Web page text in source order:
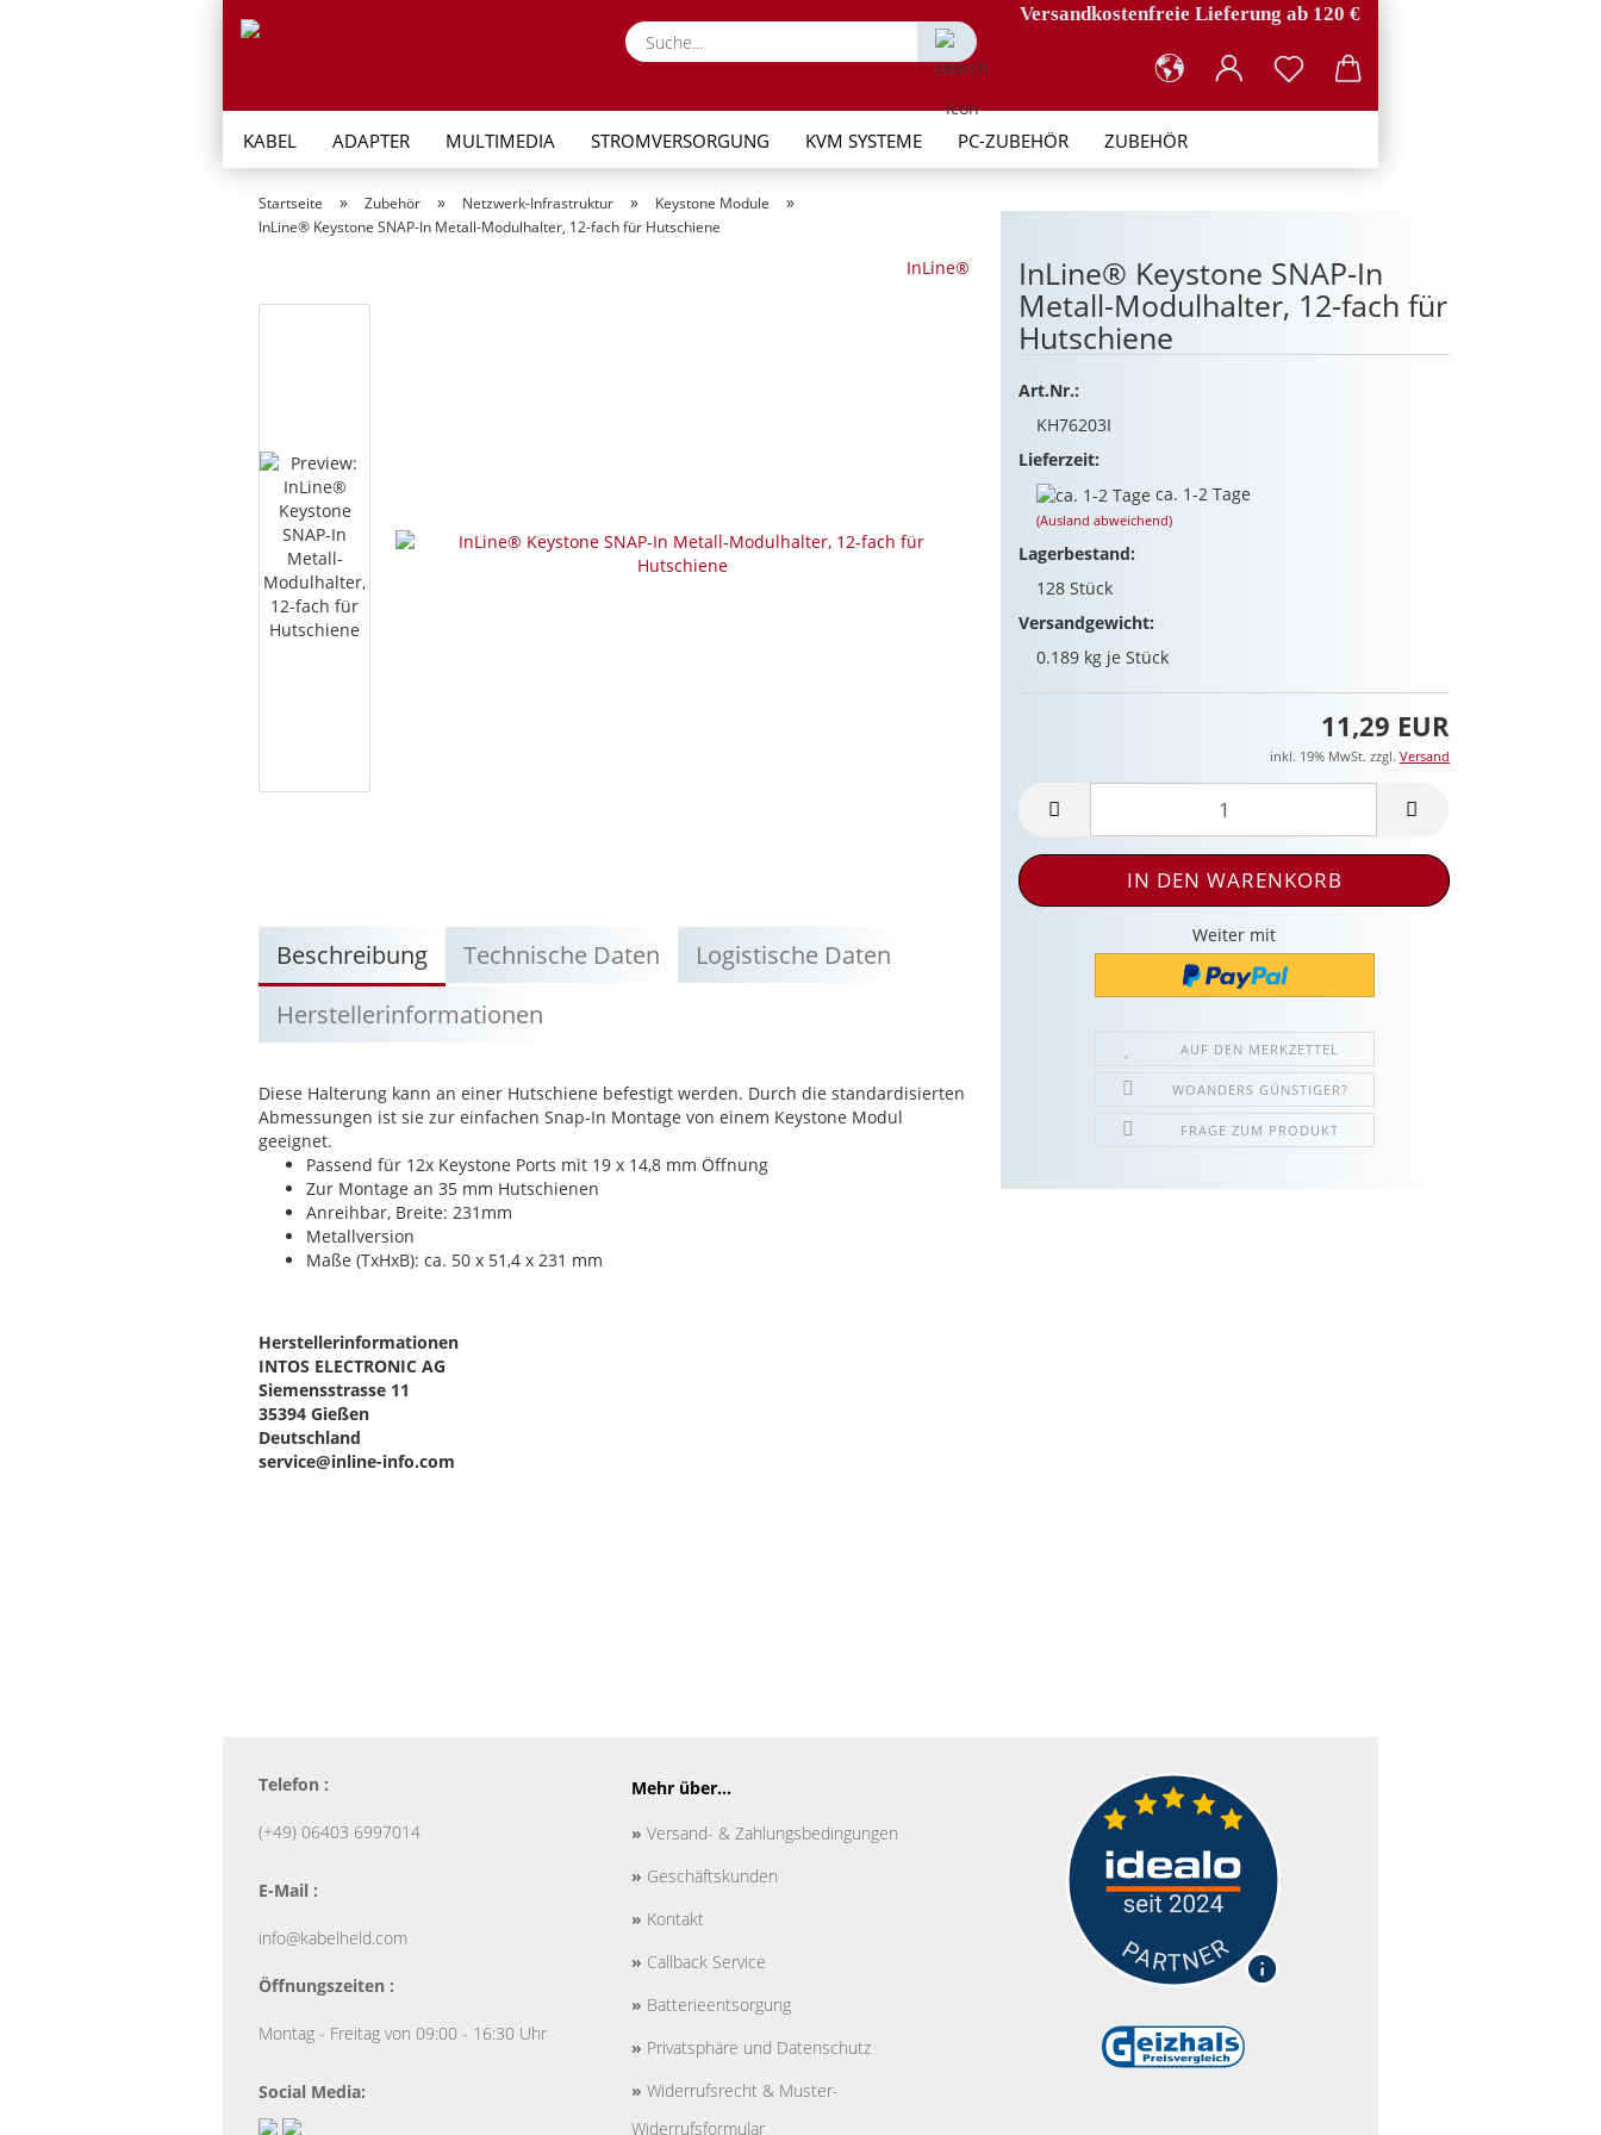
Suche...
Versandkostenfreie Lieferung ab 120 €
KABEL ADAPTER MULTIMEDIA STROMVERSORGUNG KVM SYSTEME PC-ZUBEHÖR ZUBEHÖR
Startseite » Zubehör » Netzwerk-Infrastruktur » Keystone Module »
InLine® Keystone SNAP-In Metall-Modulhalter, 12-fach für Hutschiene
InLine® InLine® Keystone SNAP-In
Metall-Modulhalter, 12-fach für
Hutschiene
Art.Nr.:
KH76203I
Lieferzeit:
ca. 1-2 Tage
(Ausland abweichend)
Lagerbestand:
128Stück
Versandgewicht:
0.189 kg je Stück
11,29 EUR
inkl. 19% MwSt. zzgl. Versand
Weiter mit
AUF DEN MERKZETTEL
WOANDERS GÜNSTIGER?
FRAGE ZUM PRODUKT
Beschreibung Technische Daten
Logistische Daten
Herstellerinformationen
Diese Halterung kann an einer Hutschiene befestigt werden. Durch die standardisierten
Abmessungen ist sie zur einfachen Snap-In Montage von einem Keystone Modul
geeignet.
Passend für 12x Keystone Ports mit 19 x 14,8 mm Öffnung
Zur Montage an 35 mm Hutschienen
Anreihbar, Breite: 231mm
Metallversion
Maße (TxHxB): ca. 50 x 51,4 x 231 mm
Herstellerinformationen
INTOS ELECTRONIC AG
Siemensstrasse 11
35394 Gießen
Deutschland
service@inline-info.com
Telefon :
(+49) 06403 6997014
E-Mail :
info@kabelheld.com
Öffnungszeiten :
Montag - Freitag von 09:00 - 16:30 Uhr
Social Media:
Mehr über...
» Versand- & Zahlungsbedingungen
» Geschäftskunden
» Kontakt
» Callback Service
» Batterieentsorgung
» Privatsphäre und Datenschutz
» Widerrufsrecht & Muster-
Widerrufsformular